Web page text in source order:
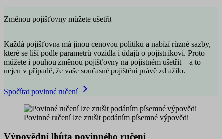
Změnou pojišťovny můžete ušetřit
Každá pojišťovna má jinou cenovou politiku a nabízí různé sazby,
které se liší podle parametrů vozidla i údajů o pojistníkovi. Proto
můžete i pouhou změnou pojišťovny na pojistném ušetřit – a to
nejen v případě, že vaše současné pojištění právě zdražilo.
Spočítat povinné ručení
Povinné ručení lze zrušit podáním písemné výpovědi
Výpovědní lhůta povinného ručení